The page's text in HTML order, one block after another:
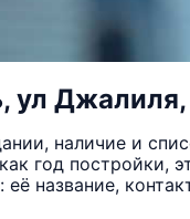
ул Джалиля,
наличие и
год постройки,
название,